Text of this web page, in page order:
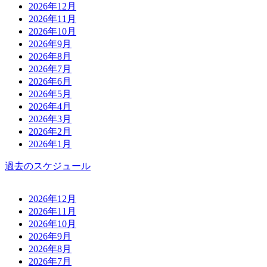
2026年12月
2026年11月
2026年10月
2026年9月
2026年8月
2026年7月
2026年6月
2026年5月
2026年4月
2026年3月
2026年2月
2026年1月
過去のスケジュール
2026年12月
2026年11月
2026年10月
2026年9月
2026年8月
2026年7月